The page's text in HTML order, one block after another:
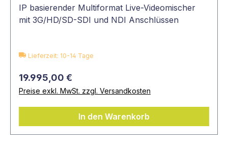
IP basierender Multiformat Live-Videomischer
mit 3G/HD/SD-SDI und NDI Anschlüssen
Lieferzeit: 10-14 Tage
19.995,00 €
Preise exkl. MwSt. zzgl. Versandkosten
In den Warenkorb